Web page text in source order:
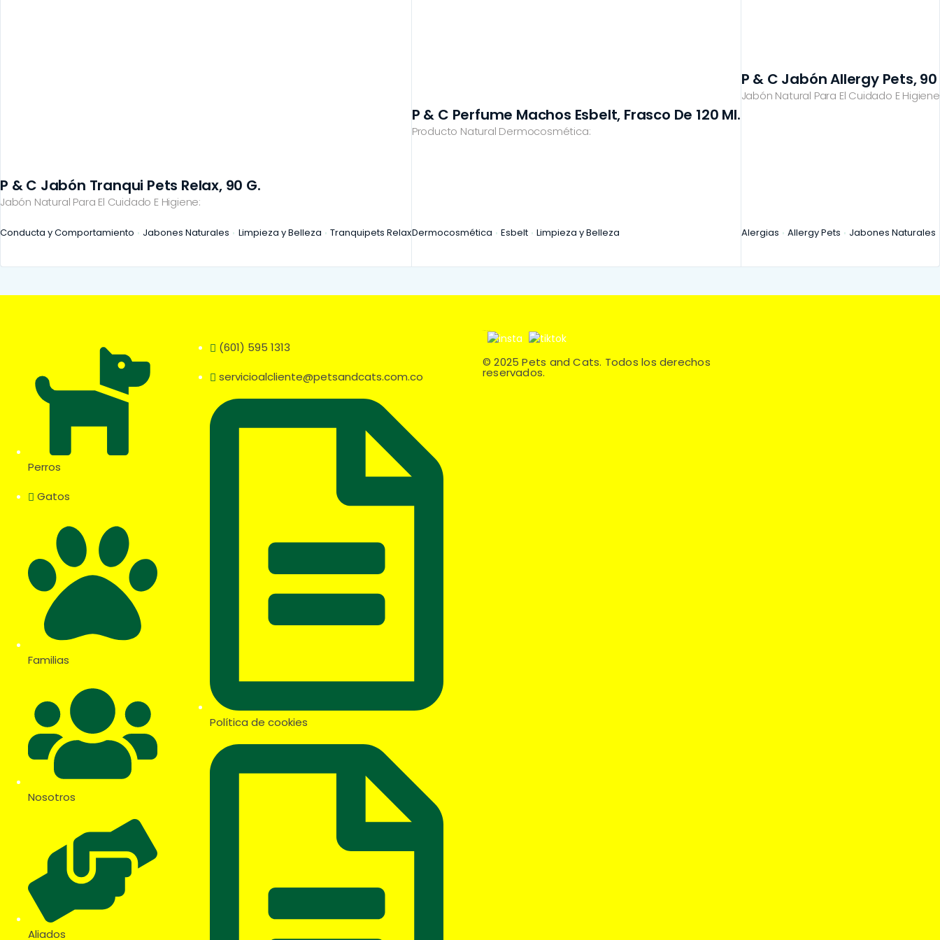
Jabón Natural Para El Cuidado E Higiene:
P & C Jabón Tranqui Pets Relax, 90 G.
Conducta y Comportamiento Jabones Naturales Limpieza y Belleza Tranquipets Relax
Producto Natural Dermocosmética:
P & C Perfume Machos Esbelt, Frasco De 120 Ml.
Dermocosmética Esbelt Limpieza y Belleza
Jabón Natural Para El Cuidado E
P & C Jabón Allergy Pets, 90
Alergias Allergy Pets Jabones Naturales
Perros
Gatos
Familias
Nosotros
Aliados
(601) 595 1313
servicioalcliente@petsandcats.com.co
Política de cookies
© 2025 Pets and Cats. Todos los derechos
reservados.